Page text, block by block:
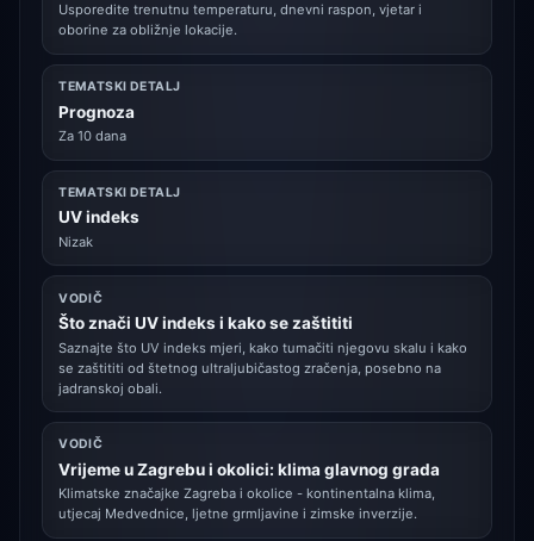
Usporedite trenutnu temperaturu, dnevni raspon, vjetar i
oborine za obližnje lokacije.
TEMATSKI DETALJ
Prognoza
Za 10 dana
TEMATSKI DETALJ
UV indeks
Nizak
VODIČ
Što znači UV indeks i kako se zaštititi
Saznajte što UV indeks mjeri, kako tumačiti njegovu skalu i kako
se zaštititi od štetnog ultraljubičastog zračenja, posebno na
jadranskoj obali.
VODIČ
Vrijeme u Zagrebu i okolici: klima glavnog grada
Klimatske značajke Zagreba i okolice - kontinentalna klima,
utjecaj Medvednice, ljetne grmljavine i zimske inverzije.